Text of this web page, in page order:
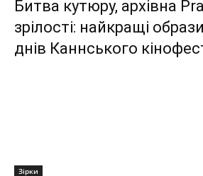
Битва кутюру, архівна
зрілості: найкращі
днів Каннського
Зірки